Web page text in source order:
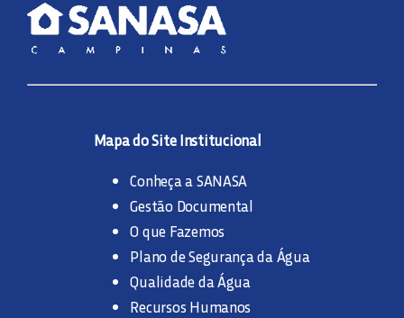
Mapa do Site Institucional
Conheça a SANASA
Gestão Documental
O que Fazemos
Plano de Segurança da Água
Qualidade da Água
Recursos Humanos